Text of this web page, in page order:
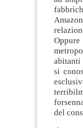
abitanti
si
del